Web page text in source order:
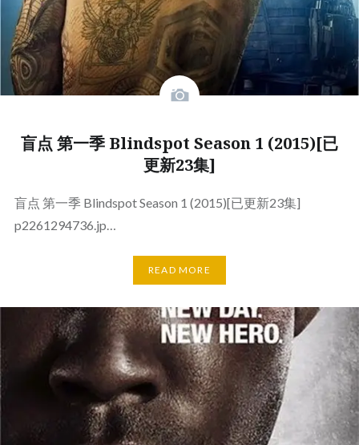
盲点 第一季 Blindspot Season 1 (2015)[已
更新23集]
盲点 第一季 Blindspot Season 1 (2015)[已更新23集]
p2261294736.jp…
READ MORE